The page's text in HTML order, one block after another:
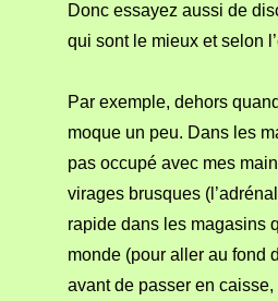
Donc essayez aussi de
qui sont le mieux et selon
Par exemple, dehors
moque un peu. Dans les
pas occupé avec mes
virages brusques
rapide dans les magasins
monde (pour aller au fond
avant de passer en